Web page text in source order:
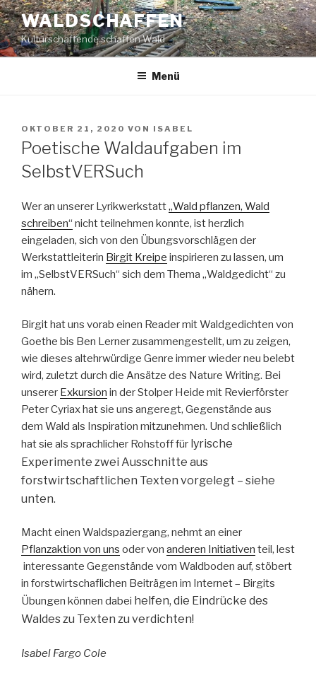
Zum
Inhalt
springen
WALDSCHAFFEN
Kulturschaffende schaffen Wald
Menü
VERÖFFENTLICHT
AM
OKTOBER 21, 2020 VON ISABEL
Poetische Waldaufgaben im
SelbstVERSuch
Wer an unserer Lyrikwerkstatt„Wald pflanzen, Wald
schreiben“ nicht teilnehmen konnte, ist herzlich
eingeladen, sich von den Übungsvorschlägen der
Werkstattleiterin Birgit Kreipe inspirieren zu lassen, um
im „SelbstVERSuch“ sich dem Thema „Waldgedicht“ zu
nähern.
Birgit hat uns vorab einen Reader mit Waldgedichten von
Goethe bis Ben Lerner zusammengestellt, um zu zeigen,
wie dieses altehrwürdige Genre immer wieder neu belebt
wird, zuletzt durch die Ansätze des Nature Writing. Bei
unserer Exkursion in der Stolper Heide mit Revierförster
Peter Cyriax hat sie uns angeregt, Gegenstände aus
dem Wald als Inspiration mitzunehmen. Und schließlich
hat sie als sprachlicher Rohstoff für lyrische
Experimente zwei Ausschnitte aus
forstwirtschaftlichen Texten vorgelegt – siehe
unten.
Macht einen Waldspaziergang, nehmt an einer
Pflanzaktion von uns oder von anderen Initiativen teil, lest
interessante Gegenstände vom Waldboden auf, stöbert
in forstwirtschaflichen Beiträgen im Internet – Birgits
Übungen können dabei helfen, die Eindrücke des
Waldes zu Texten zu verdichten!
Isabel Fargo Cole